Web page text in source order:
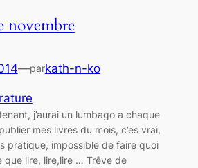
novembre
—parkath-n-ko
j’aurai un lumbago a chaque
mes livres du mois, c’es vrai,
pratique, impossible de faire quoi
que lire, lire,lire … Trêve de